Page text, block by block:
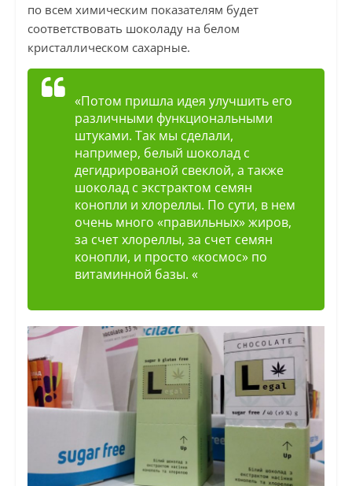
по всем химическим показателям будет
соответствовать шоколаду на белом
кристаллическом сахарные.
«Потом пришла идея улучшить его
различными функциональными
штуками. Так мы сделали,
например, белый шоколад с
дегидрированой свеклой, а также
шоколад с экстрактом семян
конопли и хлореллы. По сути, в нем
очень много «правильных» жиров,
за счет хлореллы, за счет семян
конопли, и просто «космос» по
витаминной базы. «